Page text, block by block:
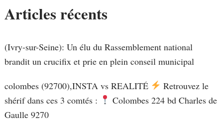
Articles récents
(Ivry-sur-Seine): Un élu du Rassemblement national
brandit un crucifix et prie en plein conseil municipal
colombes (92700),INSTA vs REALITÉ
Retrouvez le
shérif dans ces 3 comtés :
Colombes 224 bd Charles de
Gaulle 9270